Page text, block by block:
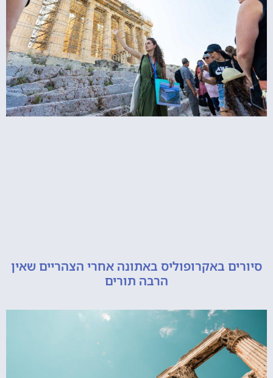
באקרופוליס באתונה אחרי הצהריים שאין
הרבה תורים